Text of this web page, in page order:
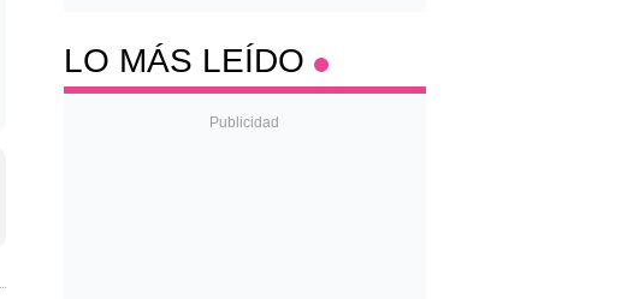
LO MÁS LEÍDO